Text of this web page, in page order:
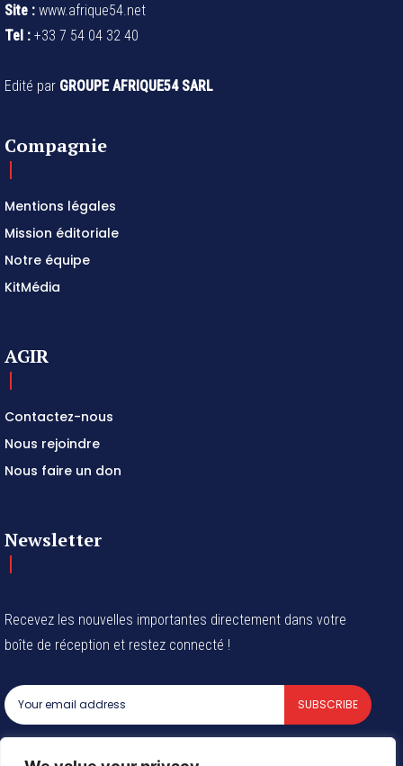
Site : www.afrique54.net
Tel : +33 7 54 04 32 40
Edité par GROUPE AFRIQUE54 SARL
Compagnie
Mentions légales
Mission éditoriale
Notre équipe
KitMédia
AGIR
Contactez-nous
Nous rejoindre
Nous faire un don
Newsletter
Recevez les nouvelles importantes directement dans votre
boîte de réception et restez connecté !
SUBSCRIBE